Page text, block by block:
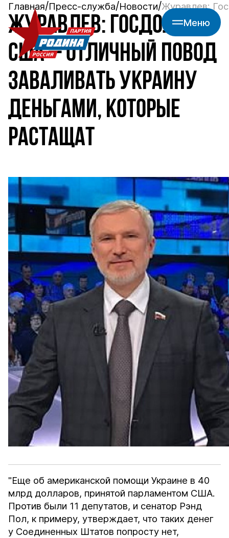
Меню
Главная Пресс-служба Новости Журавлев:
ЖУРАВЛЕВ: ГОСДОЛГ
США – ОТЛИЧНЫЙ ПОВОД
ЗАВАЛИВАТЬ УКРАИНУ
ДЕНЬГАМИ, КОТОРЫЕ
РАСТАЩАТ
"Еще об американской помощи Украине в 40
млрд долларов, принятой парламентом США.
Против были 11 депутатов, и сенатор Рэнд
Пол, к примеру, утверждает, что таких денег
у Соединенных Штатов попросту нет,